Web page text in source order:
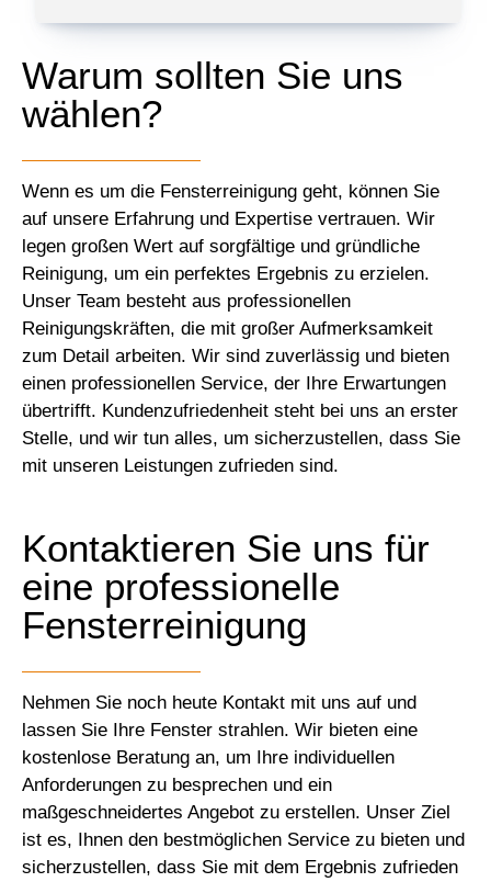
Warum sollten Sie uns
wählen?
Wenn es um die Fensterreinigung geht, können Sie
auf unsere Erfahrung und Expertise vertrauen. Wir
legen großen Wert auf sorgfältige und gründliche
Reinigung, um ein perfektes Ergebnis zu erzielen.
Unser Team besteht aus professionellen
Reinigungskräften, die mit großer Aufmerksamkeit
zum Detail arbeiten. Wir sind zuverlässig und bieten
einen professionellen Service, der Ihre Erwartungen
übertrifft. Kundenzufriedenheit steht bei uns an erster
Stelle, und wir tun alles, um sicherzustellen, dass Sie
mit unseren Leistungen zufrieden sind.
Kontaktieren Sie uns für
eine professionelle
Fensterreinigung
Nehmen Sie noch heute Kontakt mit uns auf und
lassen Sie Ihre Fenster strahlen. Wir bieten eine
kostenlose Beratung an, um Ihre individuellen
Anforderungen zu besprechen und ein
maßgeschneidertes Angebot zu erstellen. Unser Ziel
ist es, Ihnen den bestmöglichen Service zu bieten und
sicherzustellen, dass Sie mit dem Ergebnis zufrieden